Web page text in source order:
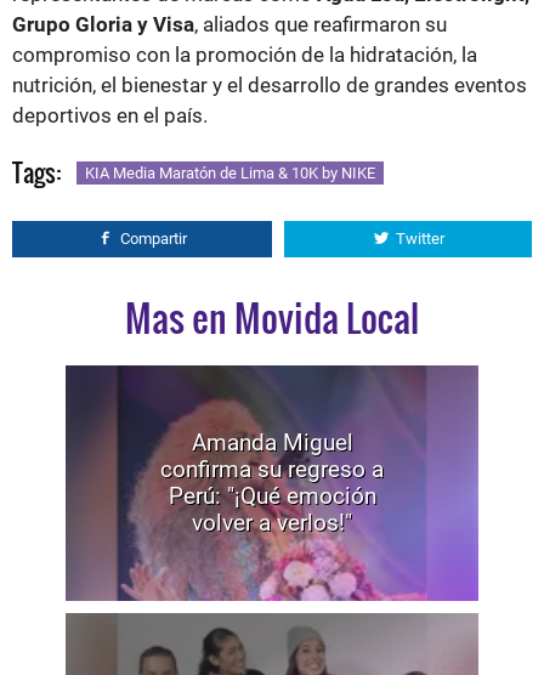
Grupo Gloria y Visa, aliados que reafirmaron su
compromiso con la promoción de la hidratación, la
nutrición, el bienestar y el desarrollo de grandes eventos
deportivos en el país.
Tags: KIA Media Maratón de Lima & 10K by NIKE
Compartir Twitter
Mas en Movida Local
Amanda Miguel
confirma su regreso a
Perú: "¡Qué emoción
volver a verlos!"